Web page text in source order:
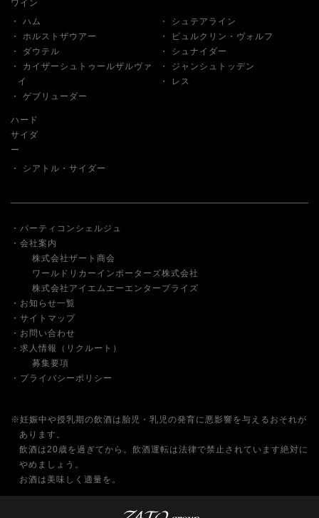
ワイン
ハム
シュテアライン
ホルストザウアー
ビュルクリン・ヴォルフ
ダウテル
シュナイダー
カイザーシュトゥールザルヴァ
イ
ジャンシュトッデン
レス
ゲブリューダー
ハード
サイダ
ー
シアトル・サイダー
パーティコンシェルジュ
会社案内
株式会社ザート商会
ワールドリカーインポーターズ株式会社
株式会社アイエムエーエンタープライズ
お知らせ一覧
サイトマップ
お問い合わせ
求人情報（リクルート）
募集要項
プライバシーポリシー
※妊娠中や授乳期の飲酒は胎児・乳児の発育に悪影響を与えるおそれが
あります。
飲酒は20歳を過ぎてから。飲酒運転は法律で禁止されています絶対に
やめましょう。
お酒は美味しく適量を。